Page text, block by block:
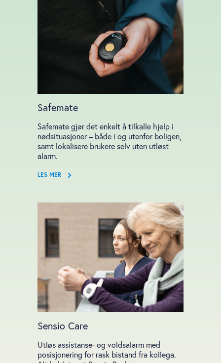
Safemate
Safemate gjør det enkelt å tilkalle hjelp i
nødsituasjoner – både i og utenfor boligen,
samt lokalisere brukere selv uten utløst
alarm.
LES MER
Sensio Care
Utløs assistanse- og voldsalarm med
posisjonering for rask bistand fra kollega.